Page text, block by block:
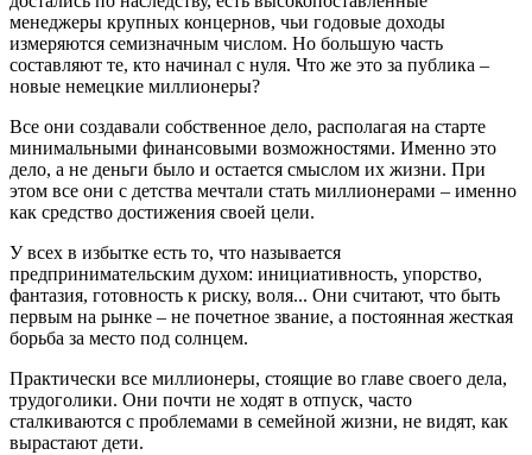
менеджеры крупных концернов, чьи годовые доходы
измеряются семизначным числом. Но большую часть
составляют те, кто начинал с нуля. Что же это за публика –
новые немецкие миллионеры?
Все они создавали собственное дело, располагая на старте
минимальными финансовыми возможностями. Именно это
дело, а не деньги было и остается смыслом их жизни. При
этом все они с детства мечтали стать миллионерами – именно
как средство достижения своей цели.
У всех в избытке есть то, что называется
предпринимательским духом: инициативность, упорство,
фантазия, готовность к риску, воля... Они считают, что быть
первым на рынке – не почетное звание, а постоянная жесткая
борьба за место под солнцем.
Практически все миллионеры, стоящие во главе своего дела,
трудоголики. Они почти не ходят в отпуск, часто
сталкиваются с проблемами в семейной жизни, не видят, как
вырастают дети.